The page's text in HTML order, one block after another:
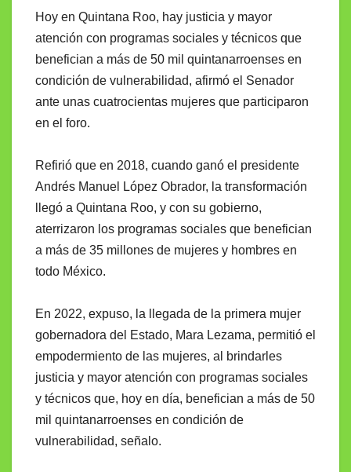
Hoy en Quintana Roo, hay justicia y mayor
atención con programas sociales y técnicos que
benefician a más de 50 mil quintanarroenses en
condición de vulnerabilidad, afirmó el Senador
ante unas cuatrocientas mujeres que participaron
en el foro.
Refirió que en 2018, cuando ganó el presidente
Andrés Manuel López Obrador, la transformación
llegó a Quintana Roo, y con su gobierno,
aterrizaron los programas sociales que benefician
a más de 35 millones de mujeres y hombres en
todo México.
En 2022, expuso, la llegada de la primera mujer
gobernadora del Estado, Mara Lezama, permitió el
empodermiento de las mujeres, al brindarles
justicia y mayor atención con programas sociales
y técnicos que, hoy en día, benefician a más de 50
mil quintanarroenses en condición de
vulnerabilidad, señalo.